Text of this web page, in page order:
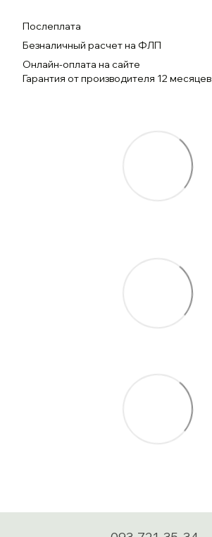
Послеплата
Безналичный расчет на ФЛП
Онлайн-оплата на сайте
Гарантия от производителя 12 месяцев